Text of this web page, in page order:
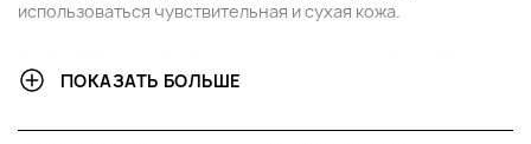
использоваться чувствительная и сухая кожа.
В ЧЕМ ПРЕИМУЩЕСТВА НОЧНОГО ОБНОВЛЯЮЩЕГО
КРЕМА GIGI NIGHT RENEWAL CREAM?
ПОКАЗАТЬ БОЛЬШЕ